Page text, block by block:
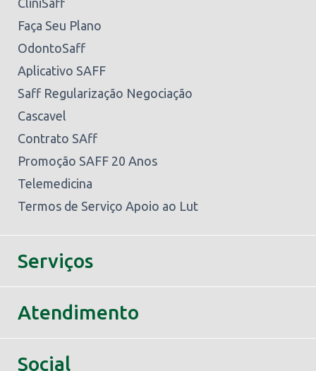
CliniSaff
Faça Seu Plano
OdontoSaff
Aplicativo SAFF
Saff Regularização Negociação
Cascavel
Contrato SAff
Promoção SAFF 20 Anos
Telemedicina
Termos de Serviço Apoio ao Lut
Serviços
Atendimento
Social